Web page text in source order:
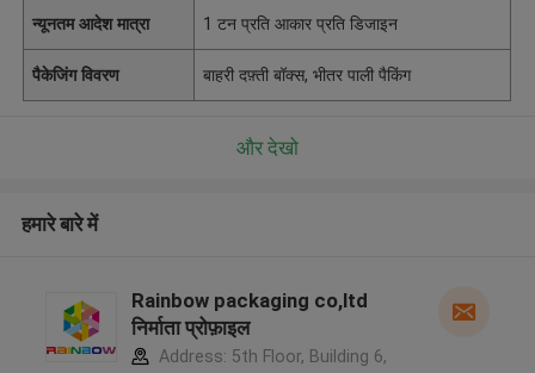
न्यूनतम आदेश मात्रा 1 टन प्रति आकार प्रति डिजाइन
पैकेजिंग विवरण बाहरी दफ़्ती बॉक्स, भीतर पाली पैकिंग
और देखो
हमारे बारे में
Rainbow packaging co,ltd
निर्माता प्रोफ़ाइल
Address: 5th Floor, Building 6,